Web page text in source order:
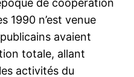
de coopération
1990 n’est venue
avaient
totale, allant
activités du